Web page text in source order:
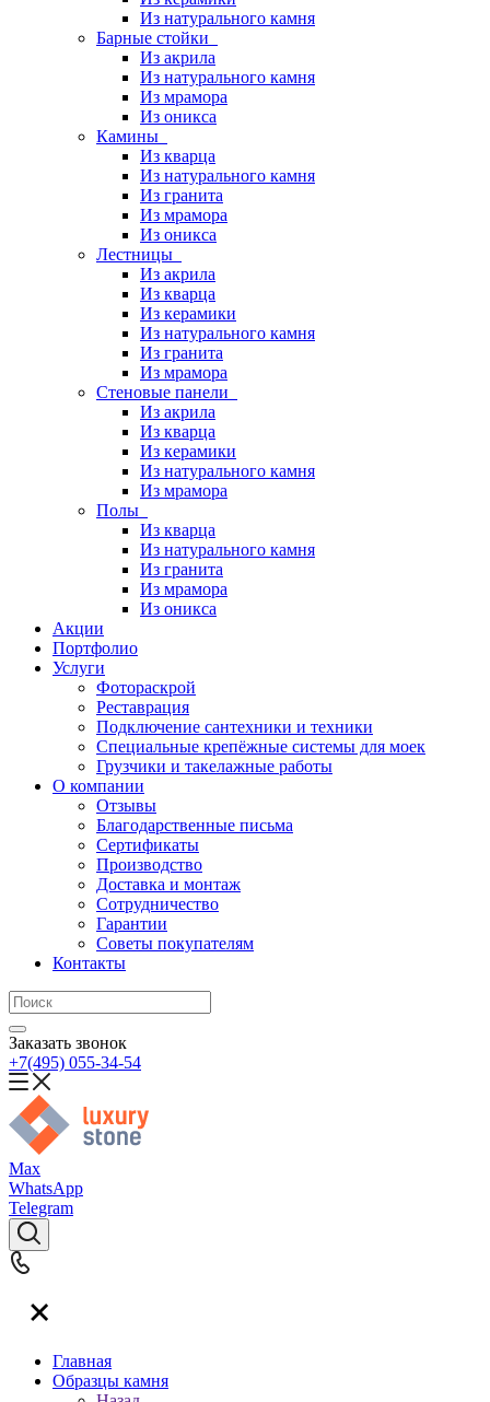
Из натурального камня
Барные стойки
Из акрила
Из натурального камня
Из мрамора
Из оникса
Камины
Из кварца
Из натурального камня
Из гранита
Из мрамора
Из оникса
Лестницы
Из акрила
Из кварца
Из керамики
Из натурального камня
Из гранита
Из мрамора
Стеновые панели
Из акрила
Из кварца
Из керамики
Из натурального камня
Из мрамора
Полы
Из кварца
Из натурального камня
Из гранита
Из мрамора
Из оникса
Акции
Портфолио
Услуги
Фотораскрой
Реставрация
Подключение сантехники и техники
Специальные крепёжные системы для моек
Грузчики и такелажные работы
О компании
Отзывы
Благодарственные письма
Сертификаты
Производство
Доставка и монтаж
Сотрудничество
Гарантии
Советы покупателям
Контакты
Заказать звонок
+7(495) 055-34-54
Max
WhatsApp
Telegram
Главная
Образцы камня